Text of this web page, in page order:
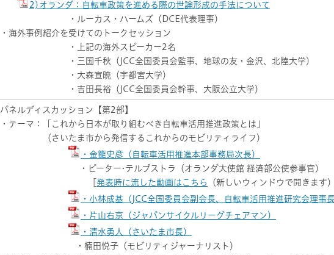
2)オランダ：自転車政策を進める際の世論形成の手法について
・ルーカス・ハームズ（DCE代表理事）
・海外事例紹介を受けてのトークセッション
・上記の海外スピーカー2名
・三国千秋（JCC全国委員会監事、地球の友・金沢、北陸大学）
・大森宣暁（宇都宮大学）
・吉田長裕（JCC全国委員会幹事、大阪公立大学）
パネルディスカッション【第2部】
・テーマ：「これから日本が取り組むべき自転車活用推進政策とは」
（さいたま市から発信するこれからのモビリティライフ）
・金籠史彦（自転車活用推進本部事務局次長）
・ピーター•テルプストラ（オランダ大使館 経済部公使参事官）
発表時に流した動画はこちら
（新しいウィンドウで開きます
・小林成基（JCC全国委員会副会長、自転車活用推進研究会理事
・片山右京（ジャパンサイクルリーグチェアマン）
・清水勇人（さいたま市長）
・楠田悦子（モビリティジャーナリスト）